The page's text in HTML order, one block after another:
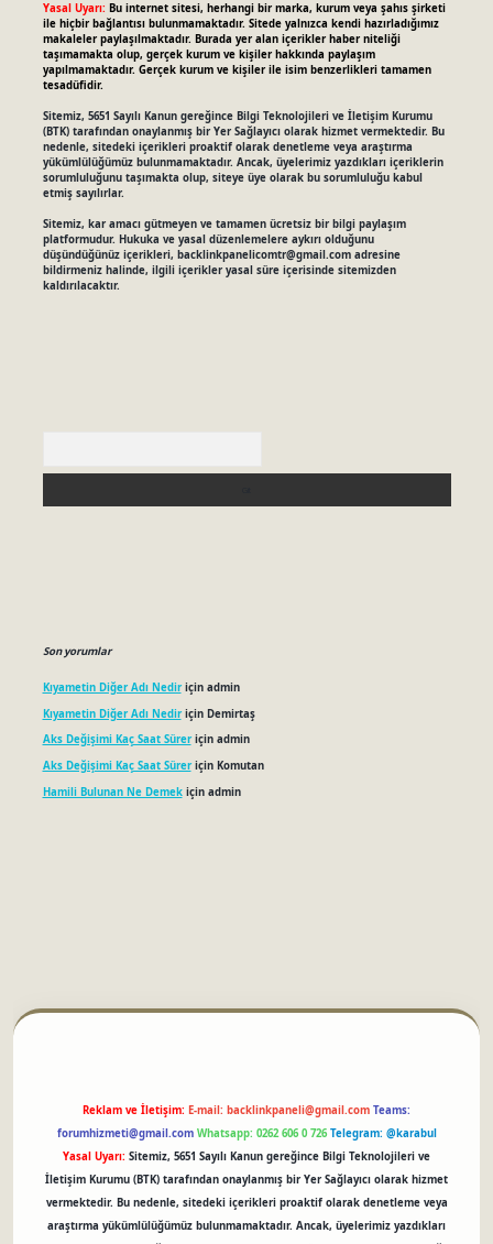
Yasal Uyarı: Bu internet sitesi, herhangi bir marka, kurum veya şahıs şirketi
ile hiçbir bağlantısı bulunmamaktadır. Sitede yalnızca kendi hazırladığımız
makaleler paylaşılmaktadır. Burada yer alan içerikler haber niteliği
taşımamakta olup, gerçek kurum ve kişiler hakkında paylaşım
yapılmamaktadır. Gerçek kurum ve kişiler ile isim benzerlikleri tamamen
tesadüfidir.
Sitemiz, 5651 Sayılı Kanun gereğince Bilgi Teknolojileri ve İletişim Kurumu
(BTK) tarafından onaylanmış bir Yer Sağlayıcı olarak hizmet vermektedir. Bu
nedenle, sitedeki içerikleri proaktif olarak denetleme veya araştırma
yükümlülüğümüz bulunmamaktadır. Ancak, üyelerimiz yazdıkları içeriklerin
sorumluluğunu taşımakta olup, siteye üye olarak bu sorumluluğu kabul
etmiş sayılırlar.
Sitemiz, kar amacı gütmeyen ve tamamen ücretsiz bir bilgi paylaşım
platformudur. Hukuka ve yasal düzenlemelere aykırı olduğunu
düşündüğünüz içerikleri, backlinkpanelicomtr@gmail.comadresine
bildirmeniz halinde, ilgili içerikler yasal süre içerisinde sitemizden
kaldırılacaktır.
Son yorumlar
Kıyametin Diğer Adı Nediriçin admin
Kıyametin Diğer Adı Nediriçin Demirtaş
Aks Değişimi Kaç Saat Süreriçin admin
Aks Değişimi Kaç Saat Süreriçin Komutan
Hamili Bulunan Ne Demekiçin admin
Reklam ve İletişim: E-mail: backlinkpaneli@gmail.com Teams:
forumhizmeti@gmail.com Whatsapp: 0262 606 0 726 Telegram: @karabul
Yasal Uyarı: Sitemiz, 5651 Sayılı Kanun gereğince Bilgi Teknolojileri ve
İletişim Kurumu (BTK) tarafından onaylanmış bir Yer Sağlayıcı olarak hizmet
vermektedir. Bu nedenle, sitedeki içerikleri proaktif olarak denetleme veya
araştırma yükümlülüğümüz bulunmamaktadır. Ancak, üyelerimiz yazdıkları